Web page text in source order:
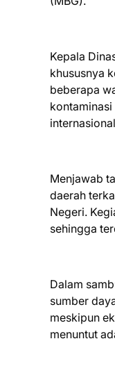
Kepala
khususnya
beberapa
Menjawab
daerah
Negeri.
sehingga
Dalam
sumber
meskipun
menuntut